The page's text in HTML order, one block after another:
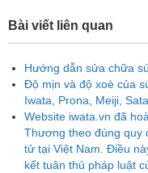
Bài viết liên quan
Hướng dẫn sửa chữa
Độ mịn và độ xoè của
Iwata, Prona, Meiji,
Website iwata.vn đã
Thương theo đúng quy
tử tại Việt Nam. Điều
kết tuân thủ pháp luật